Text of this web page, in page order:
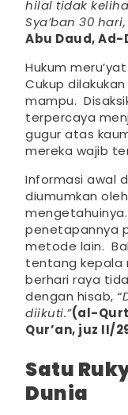
hilal tidak
Sya’ban 30
Abu Daud,
Hukum
Cukup
mampu.
terpercaya
gugur atas
mereka wajib
Informasi awal
diumumkan
penetapannya
metode lain.
tentang kepala
berhari raya
dengan hisab,
diikuti.”(al-
Qur’an, juz II/
Satu
Dunia